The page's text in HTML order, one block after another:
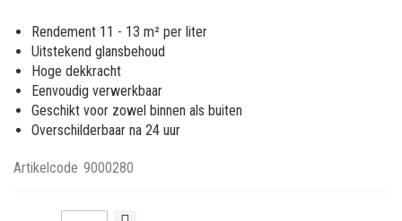
afbeeldingen-
gallerij
Rendement 11 - 13 m² per liter
Uitstekend glansbehoud
Hoge dekkracht
Eenvoudig verwerkbaar
Geschikt voor zowel binnen als buiten
Overschilderbaar na 24 uur
Artikelcode 9000280